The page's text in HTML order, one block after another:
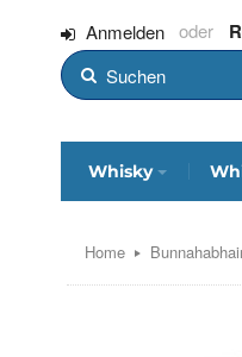
Anmelden
Whisky
Home